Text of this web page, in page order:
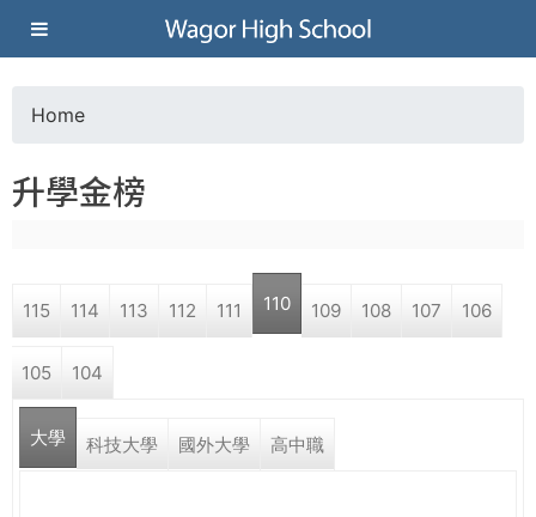
Jump to navigation
葳
格
高
學
o
a
r
e
Home
升學金榜
115 114 113 112 111 110 109 108 107 106
105 104
大學 科技大學 國外大學 高中職